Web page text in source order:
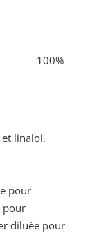
100%
linalol.
pour
pour
diluée pour